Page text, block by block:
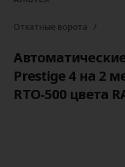
Откатные ворота
Prestige 4 на 2
RTO-500 цвета